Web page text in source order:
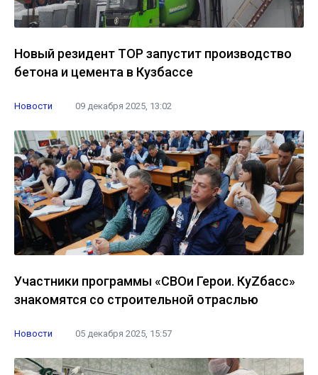
Новый резидент ТОР запустит производство
бетона и цемента в Кузбассе
Новости 09 декабря 2025, 13:02
Участники программы «СВОи Герои. КуZбасс»
знакомятся со строительной отраслью
Новости 05 декабря 2025, 15:57